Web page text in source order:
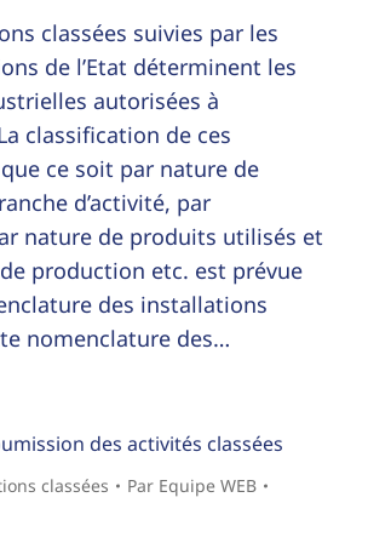
classées suivies par les
de l’Etat déterminent les
autorisées à
classification de ces
ce soit par nature de
d’activité, par
nature de produits utilisés et
production etc. est prévue
des installations
nomenclature des…
des activités classées
classées Par Equipe WEB